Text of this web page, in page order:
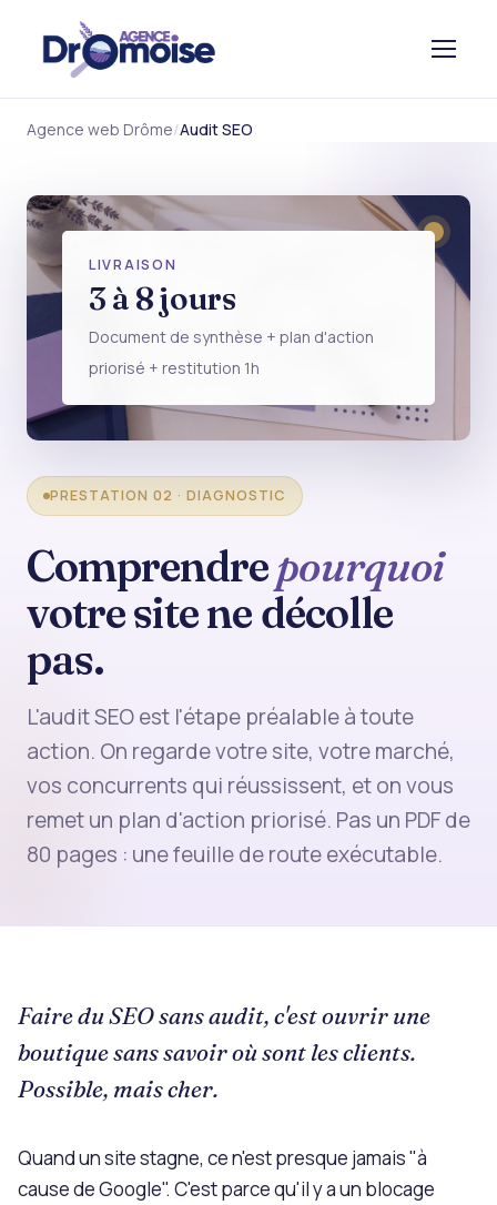
Agence web Drôme Audit SEO
PRESTATION 02 · DIAGNOSTIC
Comprendrepourquoi
votre site ne décolle
pas.
L'audit SEO est l'étape préalable à toute
action. On regarde votre site, votre marché,
vos concurrents qui réussissent, et on vous
remet un plan d'action priorisé. Pas un PDF de
80 pages : une feuille de route exécutable.
Audit
SEO COMPLET
LIVRAISON
3 à 8 jours
Document de synthèse + plan d'action
priorisé + restitution 1h
Faire du SEO sans audit, c'est ouvrir une
boutique sans savoir où sont les clients.
Possible, mais cher.
Quand un site stagne, ce n'est presque jamais "à
cause de Google". C'est parce qu'il y a un blocage